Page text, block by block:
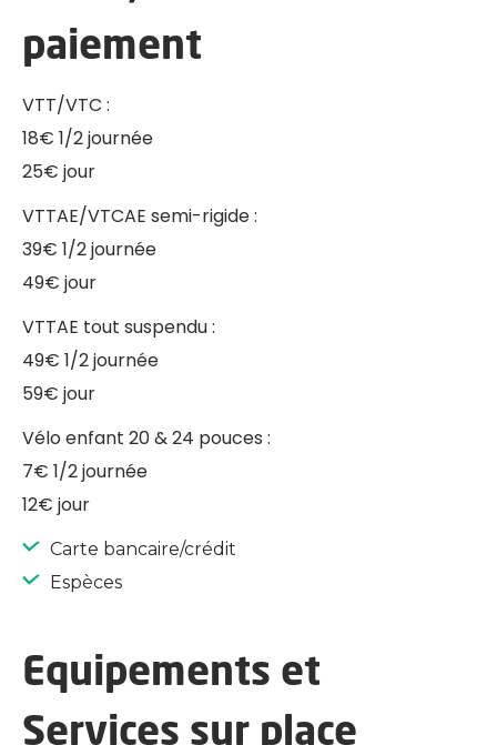
paiement
VTT/VTC :
18€ 1/2 journée
25€ jour
VTTAE/VTCAE semi-rigide :
39€ 1/2 journée
49€ jour
VTTAE tout suspendu :
49€ 1/2 journée
59€ jour
Vélo enfant 20 & 24 pouces :
7€ 1/2 journée
12€ jour
Carte bancaire/crédit
Espèces
Equipements et
Services sur place